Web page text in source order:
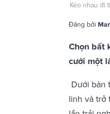
Kéo nhau đi
Đăng bởi
Chọn bất
cưới một
Dưới bàn
linh và trở